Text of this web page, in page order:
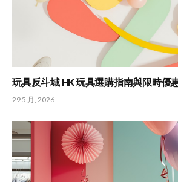
玩具反斗城 HK 玩具選購指南與限時優
29 5 月, 2026